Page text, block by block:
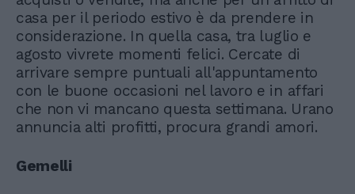
casa per il periodo estivo è da prendere in
considerazione. In quella casa, tra luglio e
agosto vivrete momenti felici. Cercate di
arrivare sempre puntuali all'appuntamento
con le buone occasioni nel lavoro e in affari
che non vi mancano questa settimana. Urano
annuncia alti profitti, procura grandi amori.
Gemelli